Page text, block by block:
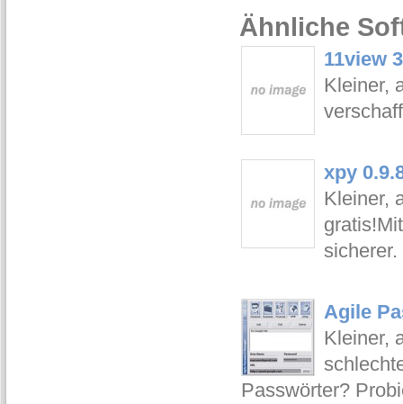
Ähnliche
11view
Kleiner,
xpy
Kleiner,
sicherer.
Agile
Kleiner,
Passwörter?